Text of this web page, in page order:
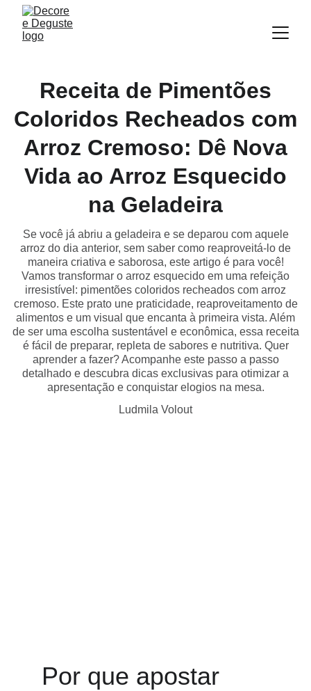
Receita de Pimentões
Coloridos Recheados com
Arroz Cremoso: Dê Nova
Vida ao Arroz Esquecido
na Geladeira
Se você já abriu a geladeira e se deparou com aquele
arroz do dia anterior, sem saber como reaproveitá-lo de
maneira criativa e saborosa, este artigo é para você!
Vamos transformar o arroz esquecido em uma refeição
irresistível: pimentões coloridos recheados com arroz
cremoso. Este prato une praticidade, reaproveitamento de
alimentos e um visual que encanta à primeira vista. Além
de ser uma escolha sustentável e econômica, essa receita
é fácil de preparar, repleta de sabores e nutritiva. Quer
aprender a fazer? Acompanhe este passo a passo
detalhado e descubra dicas exclusivas para otimizar a
apresentação e conquistar elogios na mesa.
Ludmila Volout
Por que apostar